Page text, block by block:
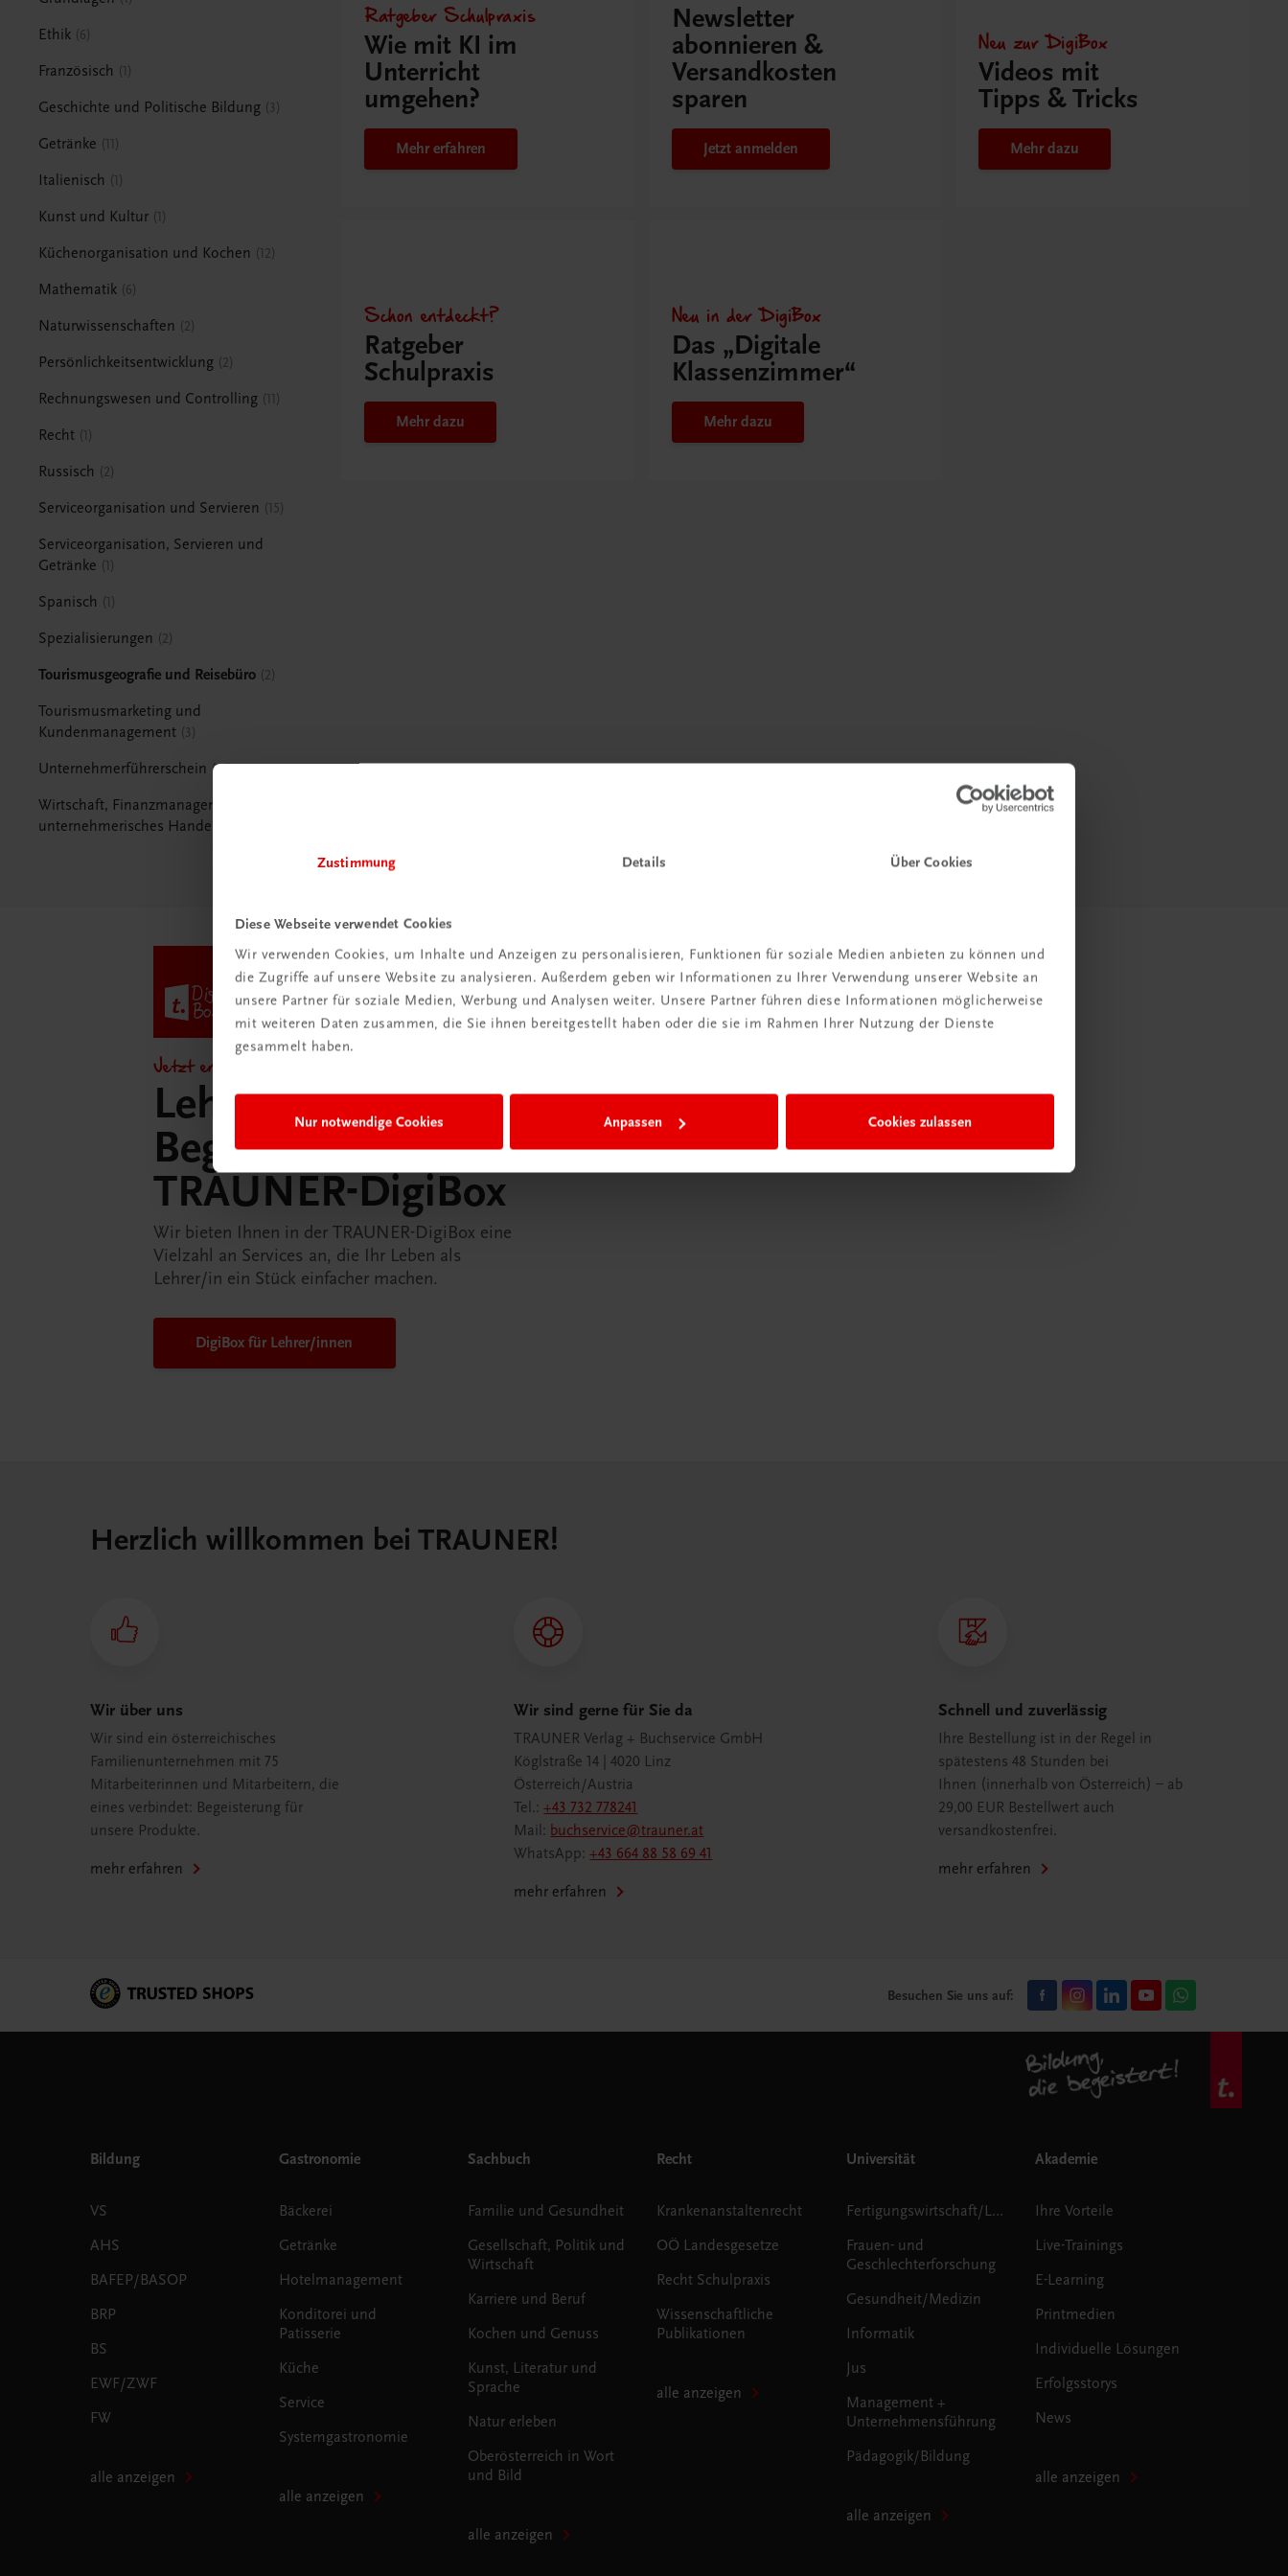
Zustimmung Details Über Cookies
Diese Webseite verwendet Cookies
Wir verwenden Cookies, um Inhalte und Anzeigen zu personalisieren, Funktionen für soziale Medien anbieten zu können und
die Zugriffe auf unsere Website zu analysieren. Außerdem geben wir Informationen zu Ihrer Verwendung unserer Website an
unsere Partner für soziale Medien, Werbung und Analysen weiter. Unsere Partner führen diese Informationen möglicherweise
mit weiteren Daten zusammen, die Sie ihnen bereitgestellt haben oder die sie im Rahmen Ihrer Nutzung der Dienste
gesammelt haben.
Nur notwendige Cookies Anpassen Cookies zulassen
Ethik 6
Französisch 1
Geschichte und Politische Bildung 3
Getränke 11
Italienisch 1
Kunst und Kultur 1
Küchenorganisation und Kochen 12
Mathematik 6
Naturwissenschaften 2
Persönlichkeitsentwicklung 2
Rechnungswesen und Controlling 11
Recht 1
Russisch 2
Serviceorganisation und Servieren 15
Serviceorganisation, Servieren und
Getränke
1
Spanisch 1
Spezialisierungen 2
Tourismusgeografie und Reisebüro 2
Tourismusmarketing und
Kundenmanagement
3
Unternehmerführerschein 15
Wirtschaft, Finanzmanagement und
unternehmerisches Handeln
Ratgeber Schulpraxis
Wie mit KI im
Unterricht
umgehen?
Mehr erfahren
Newsletter
abonnieren &
Versandkosten
sparen
Jetzt anmelden
Neu zur DigiBox
Videos mit
Tipps & Tricks
Mehr dazu
Schon entdeckt?
Ratgeber
Schulpraxis
Mehr dazu
Neu in der DigiBox
Das „Digitale
Klassenzimmer“
Mehr dazu
Jetzt entdecken!
Lehrer/innen-
Begleitpakete in der
TRAUNER-DigiBox
Wir bieten Ihnen in der TRAUNER-DigiBox eine
Vielzahl an Services an, die Ihr Leben als
Lehrer/in ein Stück einfacher machen.
DigiBox für Lehrer/innen
Herzlich willkommen bei TRAUNER!
Wir über uns
Wir sind ein österreichisches
Familienunternehmen mit 75
Mitarbeiterinnen und Mitarbeitern, die
eines verbindet: Begeisterung für
unsere Produkte.
mehr erfahren
Wir sind gerne für Sie da
TRAUNER Verlag + Buchservice GmbH
Köglstraße 14 | 4020 Linz
Österreich/Austria
Tel.:+43 732 778241
Mail: buchservice@trauner.at
WhatsApp:+43 664 88 58 69 41
mehr erfahren
Schnell und zuverlässig
Ihre Bestellung ist in der Regel in
spätestens 48 Stunden bei
Ihnen (innerhalb von Österreich) – ab
29,00 EUR Bestellwert auch
versandkostenfrei.
mehr erfahren
Besuchen Sie uns auf:
Bildung
VS
AHS
BAFEP/BASOP
BRP
BS
EWF/ZWF
FW
alle anzeigen
Gastronomie
Bäckerei
Getränke
Hotelmanagement
Konditorei und
Patisserie
Küche
Service
Systemgastronomie
alle anzeigen
Sachbuch
Familie und Gesundheit
Gesellschaft, Politik und
Wirtschaft
Karriere und Beruf
Kochen und Genuss
Kunst, Literatur und
Sprache
Natur erleben
Oberösterreich in Wort
und Bild
alle anzeigen
Recht
Krankenanstaltenrecht
OÖ Landesgesetze
Recht Schulpraxis
Wissenschaftliche
Publikationen
alle anzeigen
Universität
Fertigungswirtschaft/Logistik
Frauen- und
Geschlechterforschung
Gesundheit/Medizin
Informatik
Jus
Management +
Unternehmensführung
Pädagogik/Bildung
alle anzeigen
Akademie
Ihre Vorteile
Live-Trainings
E-Learning
Printmedien
Individuelle Lösungen
Erfolgsstorys
News
alle anzeigen